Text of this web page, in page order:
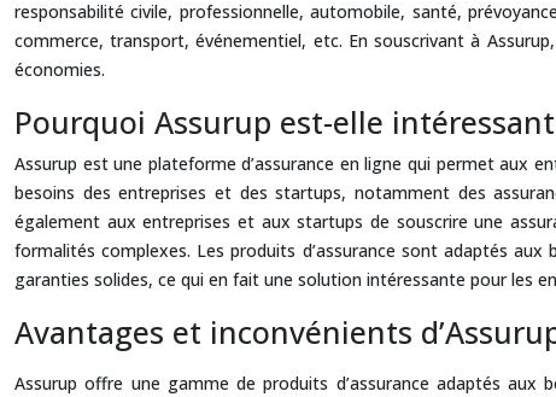
responsabilité civile, professionnelle, automobile, santé,
commerce, transport, événementiel, etc. En souscrivant à
économies.
Pourquoi Assurup est-elle
Assurup est une plateforme d’assurance en ligne qui permet aux
besoins des entreprises et des startups, notamment des
également aux entreprises et aux startups de souscrire une
formalités complexes. Les produits d’assurance sont adaptés
garanties solides, ce qui en fait une solution intéressante pour les
Avantages et inconvénients
Assurup offre une gamme de produits d’assurance adaptés